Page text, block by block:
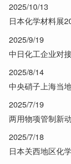
2025/10/13
日本化学材料展
2025/9/19
中日化工企业对
2025/8/14
中央硝子上海当
2025/7/19
两用物项管制新
2025/7/18
日本关西地区化